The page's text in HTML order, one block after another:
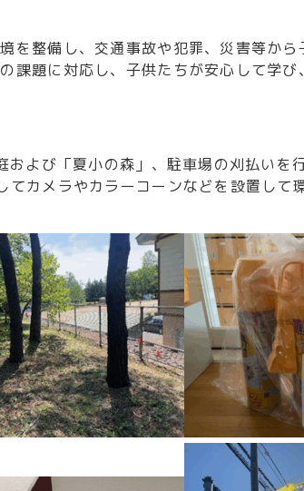
整備し、交通事故や犯罪、災害等から
題に対応し、子供たちが安心して学
よび「夏小の森」、駐車場の刈払いを
カメラやカラーコーンなどを設置して